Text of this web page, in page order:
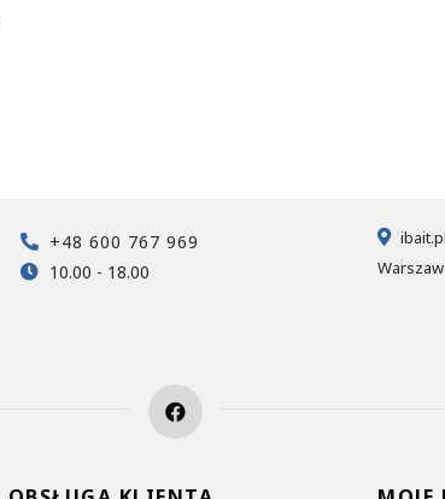
+48 600 767 969
10.00 - 18.00